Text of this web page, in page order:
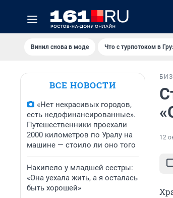
Винил снова в моде Что с турпотоком в
ВСЕ НОВОСТИ
«Нет некрасивых городов,
есть недофинансированные».
Путешественники проехали
2000 километров по Уралу на
машине — стоило ли оно того
Накипело у младшей сестры:
«Она уехала жить, а я осталась
быть хорошей»
12